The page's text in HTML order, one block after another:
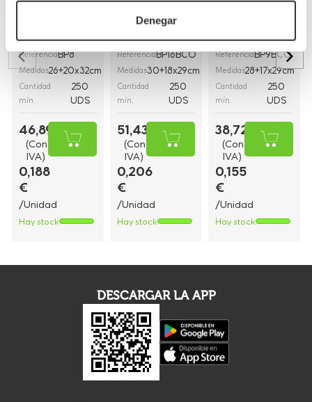
Denegar
ReferenciaBP8
Medidas26+20x32cm
Cantidad
mín.
250
UDS
46,89 €
(Con
IVA)
0,188
€
/Unidad
Hay stock
(30+18x29cm)
ReferenciaBP16BCO
Medidas30+18x29cm
Cantidad
mín.
250
UDS
51,43 €
(Con
IVA)
0,206
€
/Unidad
Hay stock
ReferenciaBP9BCO
Medidas28+17x29cm
Cantidad
mín.
250
UDS
38,72 €
(Con
IVA)
0,155
€
/Unidad
Hay stock
DESCARGAR LA APP